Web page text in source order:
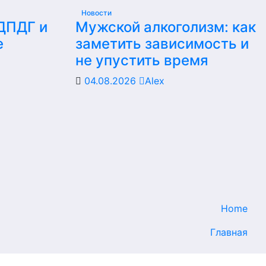
и
Новости
Мужской алкоголизм: как
заметить зависимость и
не упустить время
04.08.2026 Alex
Home
Главная